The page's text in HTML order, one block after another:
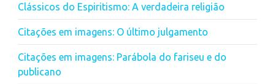
Clássicos do Espiritismo: A verdadeira religião
Citações em imagens: O último julgamento
Citações em imagens: Parábola do fariseu e do
publicano